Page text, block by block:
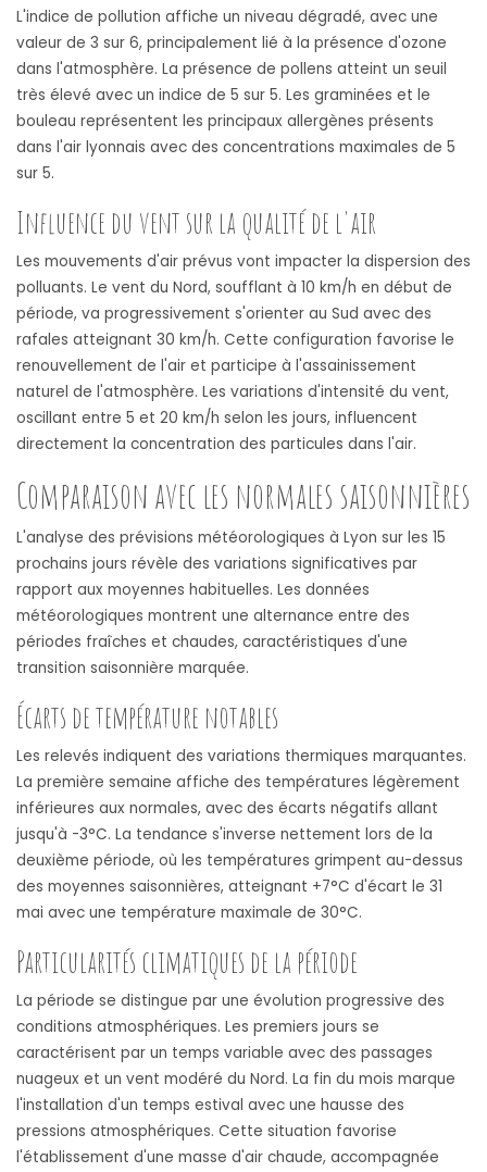
L'indice de pollution affiche un niveau dégradé, avec une
valeur de 3 sur 6, principalement lié à la présence d'ozone
dans l'atmosphère. La présence de pollens atteint un seuil
très élevé avec un indice de 5 sur 5. Les graminées et le
bouleau représentent les principaux allergènes présents
dans l'air lyonnais avec des concentrations maximales de 5
sur 5.
Influence du vent sur la qualité de l'air
Les mouvements d'air prévus vont impacter la dispersion des
polluants. Le vent du Nord, soufflant à 10 km/h en début de
période, va progressivement s'orienter au Sud avec des
rafales atteignant 30 km/h. Cette configuration favorise le
renouvellement de l'air et participe à l'assainissement
naturel de l'atmosphère. Les variations d'intensité du vent,
oscillant entre 5 et 20 km/h selon les jours, influencent
directement la concentration des particules dans l'air.
Comparaison avec les normales saisonnières
L'analyse des prévisions météorologiques à Lyon sur les 15
prochains jours révèle des variations significatives par
rapport aux moyennes habituelles. Les données
météorologiques montrent une alternance entre des
périodes fraîches et chaudes, caractéristiques d'une
transition saisonnière marquée.
Écarts de température notables
Les relevés indiquent des variations thermiques marquantes.
La première semaine affiche des températures légèrement
inférieures aux normales, avec des écarts négatifs allant
jusqu'à -3°C. La tendance s'inverse nettement lors de la
deuxième période, où les températures grimpent au-dessus
des moyennes saisonnières, atteignant +7°C d'écart le 31
mai avec une température maximale de 30°C.
Particularités climatiques de la période
La période se distingue par une évolution progressive des
conditions atmosphériques. Les premiers jours se
caractérisent par un temps variable avec des passages
nuageux et un vent modéré du Nord. La fin du mois marque
l'installation d'un temps estival avec une hausse des
pressions atmosphériques. Cette situation favorise
l'établissement d'une masse d'air chaude, accompagnée